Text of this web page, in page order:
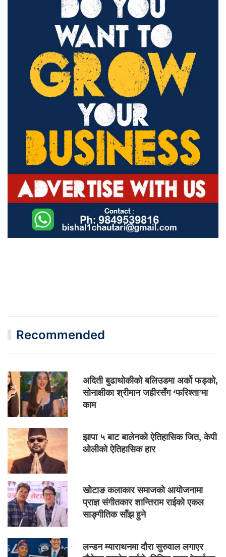
Recommended
अदिती बुढाथोकीको बलिउडमा अर्को फड्को,
सोनाक्षीका श्रीमान जहीरसँग ‘फरिश्ता’मा
काम
झापा ५ बाट बालेनको ऐतिहासिक जित, केपी
ओलीको ऐतिहासिक हार
खोटाङ कलाकार समाजको आयोजनामा
प्राज्ञ संगीतकार शान्तिराम राईको एकल
साङ्गीतिक साँझ हुने
लन्डन म्याराथनमा दौरा सुरुवाल लगाएर